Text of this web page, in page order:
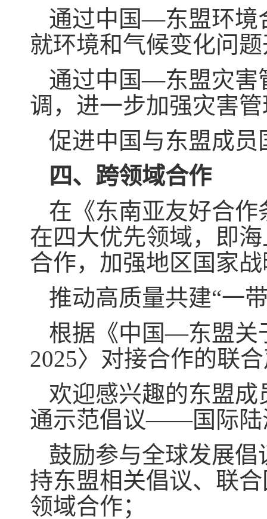
通过中国—东盟环境
就环境和气候变化问
通过中国—东盟灾害
调，进一步加强灾害
促进中国与东盟成
四、跨领域合作
在《东南亚友好合
在四大优先领域，即
合作，加强地区国家
推动高质量共建“一
根据《中国—东盟关
2025〉对接合作的联
欢迎感兴趣的东盟
通示范倡议——国际陆
鼓励参与全球发展
持东盟相关倡议、联
领域合作；